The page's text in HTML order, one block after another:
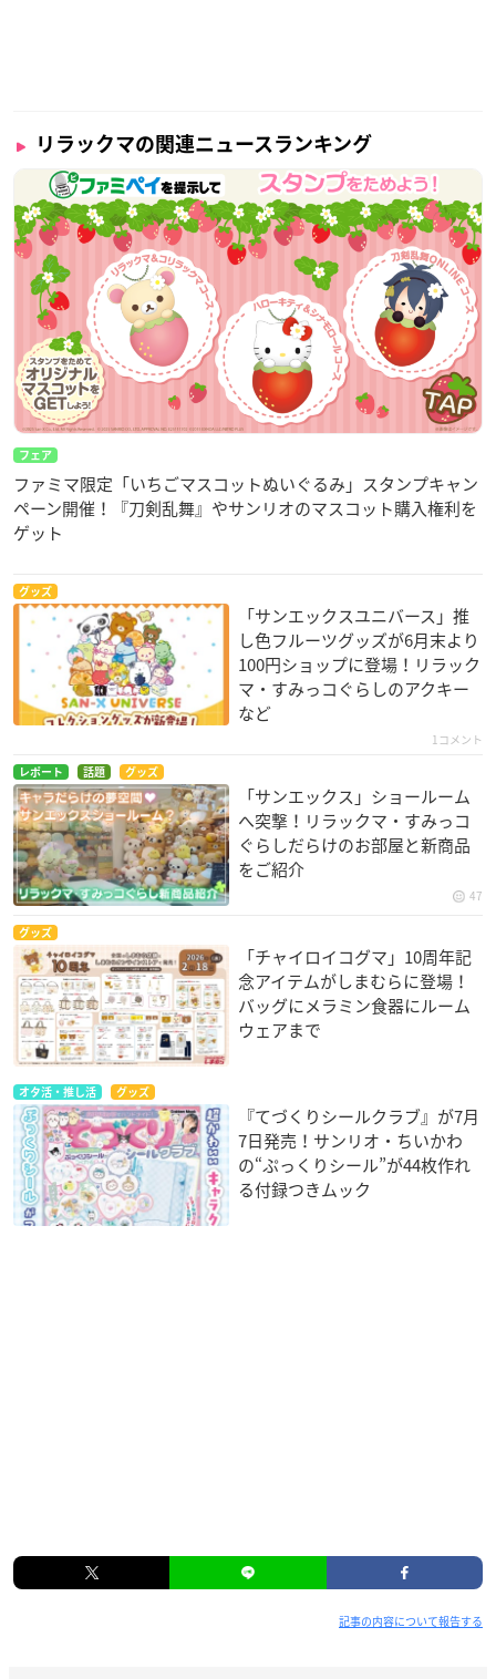
リラックマの関連ニュースランキング
フェア
ファミマ限定「いちごマスコットぬいぐるみ」スタンプキャン
ペーン開催！『刀剣乱舞』やサンリオのマスコット購入権利を
ゲット
グッズ
「サンエックスユニバース」推
し色フルーツグッズが6月末より
100円ショップに登場！リラック
マ・すみっコぐらしのアクキー
など
1コメント
レポート 話題 グッズ
「サンエックス」ショールーム
へ突撃！リラックマ・すみっコ
ぐらしだらけのお部屋と新商品
をご紹介
47
グッズ
「チャイロイコグマ」10周年記
念アイテムがしまむらに登場！
バッグにメラミン食器にルーム
ウェアまで
オタ活・推し活 グッズ
『てづくりシールクラブ』が7月
7日発売！サンリオ・ちいかわ
の“ぷっくりシール”が44枚作れ
る付録つきムック
記事の内容について報告する